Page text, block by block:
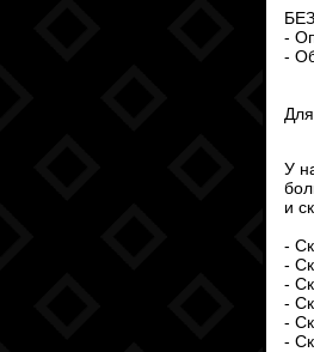
-
-
У
и
-
-
-
-
-
-